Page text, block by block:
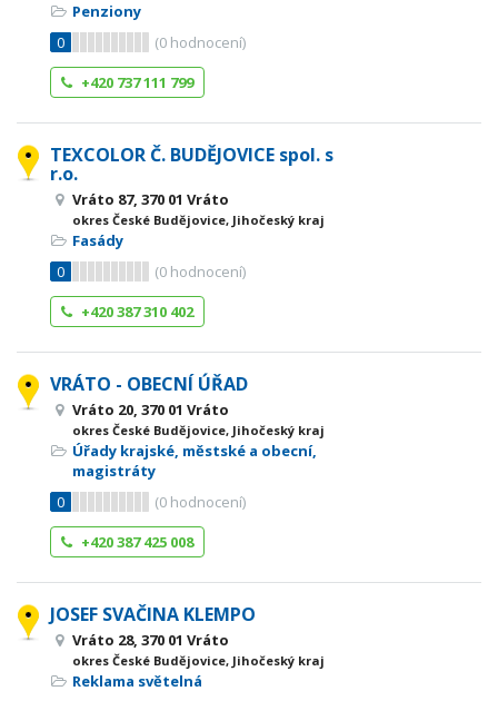
Penziony
0
(0 hodnocení)
+420 737 111 799
TEXCOLOR Č. BUDĚJOVICE spol. s
r.o.
Vráto 87, 370 01 Vráto
okres České Budějovice, Jihočeský kraj
Fasády
0
(0 hodnocení)
+420 387 310 402
VRÁTO - OBECNÍ ÚŘAD
Vráto 20, 370 01 Vráto
okres České Budějovice, Jihočeský kraj
Úřady krajské, městské a obecní,
magistráty
0
(0 hodnocení)
+420 387 425 008
JOSEF SVAČINA KLEMPO
Vráto 28, 370 01 Vráto
okres České Budějovice, Jihočeský kraj
Reklama světelná